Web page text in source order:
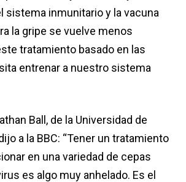
sistema inmunitario y la vacuna
la gripe se vuelve menos
tratamiento basado en las
entrenar a nuestro sistema
Ball, de la Universidad de
a la BBC: “Tener un tratamiento
en una variedad de cepas
es algo muy anhelado. Es el